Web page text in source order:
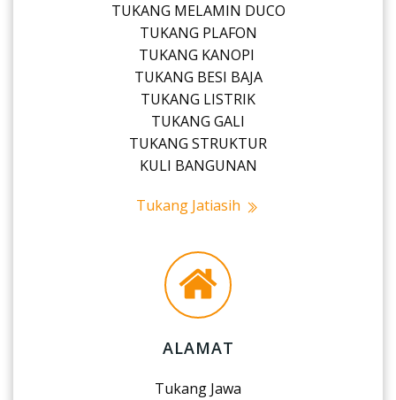
TUKANG MELAMIN DUCO
TUKANG PLAFON
TUKANG KANOPI
TUKANG BESI BAJA
TUKANG LISTRIK
TUKANG GALI
TUKANG STRUKTUR
KULI BANGUNAN
Tukang Jatiasih
ALAMAT
Tukang Jawa